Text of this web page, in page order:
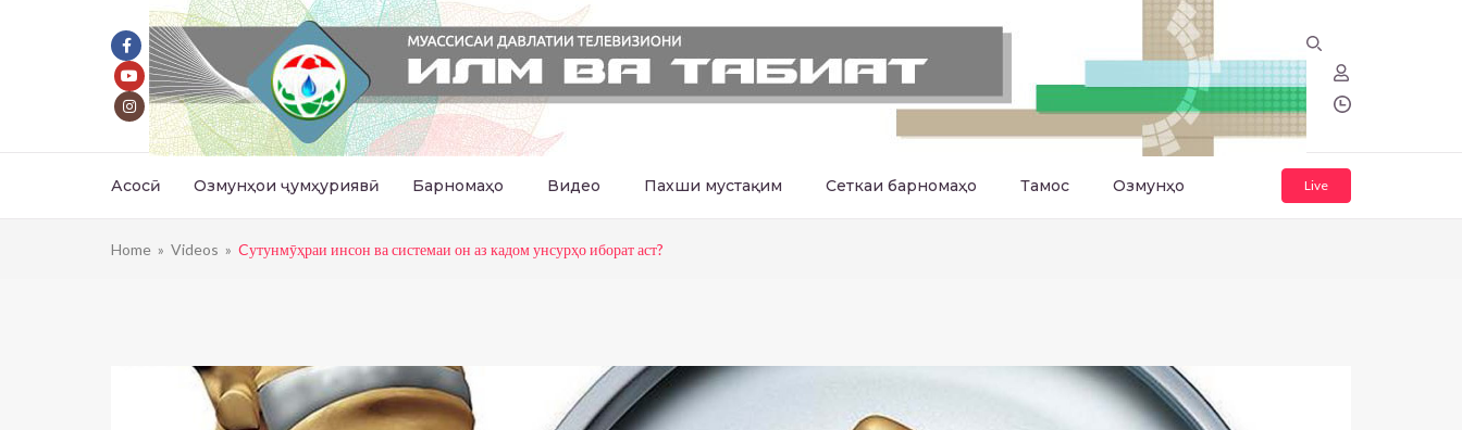
Асосӣ Озмунҳои ҷумҳуриявӣ Барномаҳо Видео Пахши мустақим Сеткаи барномаҳо Тамос Озмунҳо Live
Home » Videos » Cутунмӯҳраи инсон ва системаи он аз кадом унсурҳо иборат аст?